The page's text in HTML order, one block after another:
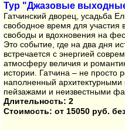
Тур "Джазовые
Гатчинский дворец, усадьба
свободное время для
свободы и вдохновения на
Это событие, где на два дня
встречается с энергией
атмосферу величия и
истории. Гатчина – не просто
наполненный
пейзажами и неизвестными
Длительность: 2
Стоимость: от 15050 руб.